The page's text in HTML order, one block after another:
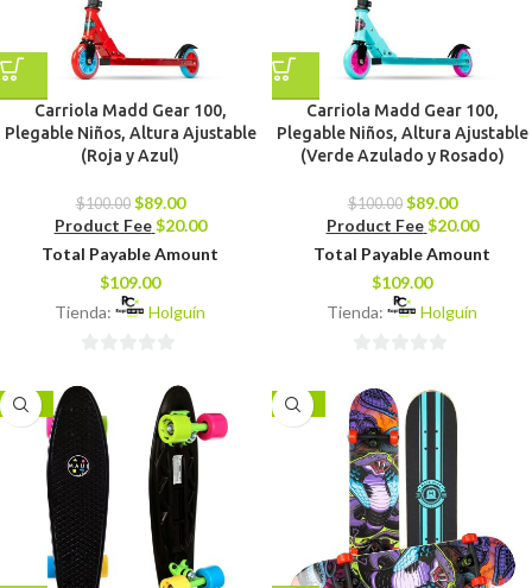
Carriola Madd Gear 100,
Plegable Niños, Altura Ajustable
(Roja y Azul)
$100.00 $89.00
Product Fee $20.00
Total Payable Amount
$109.00
Tienda:
Holguín
de
Carriola Madd Gear 100,
Plegable Niños, Altura Ajustable
(Verde Azulado y Rosado)
$100.00 $89.00
Product Fee $20.00
Total Payable Amount
$109.00
Tienda:
Holguín
de
5
-13% -21%